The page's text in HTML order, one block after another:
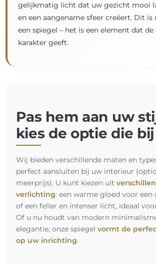
gelijkmatig licht dat uw gezicht mooi
en een aangename sfeer creëert. Dit is
een spiegel – het is een element dat
karakter geeft.
Pas hem aan uw
kies de optie die
Wij bieden verschillende maten en
perfect aansluiten bij uw interieur
meerprijs). U kunt kiezen uit
verlichting: een warme gloed voor een
of een feller en intenser licht, ideaal
Of u nu houdt van modern
elegantie, onze spiegel vormt de
op uw inrichting.